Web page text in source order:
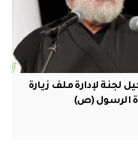
لجنة لإدارة ملف زيارة
الرسول (ص)